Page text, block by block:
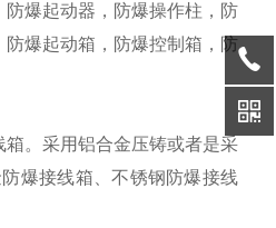
爆起动器，防爆操作柱，防
爆起动箱，防爆控制箱，防
。采用铝合金压铸或者是采
爆接线箱、不锈钢防爆接线